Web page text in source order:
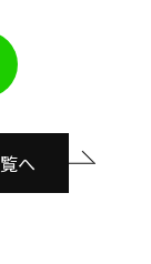
へ